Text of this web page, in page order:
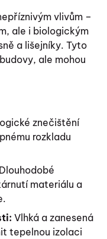
vlivům –
ale i biologickým
a lišejníky. Tyto
ale mohou
znečištění
rozkladu
Dlouhodobé
materiálu a
Vlhká a zanesená
tepelnou izolaci